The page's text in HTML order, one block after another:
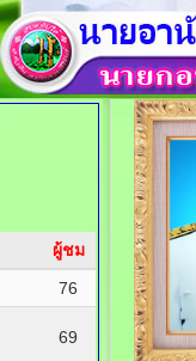
ผู้ชม
76
69